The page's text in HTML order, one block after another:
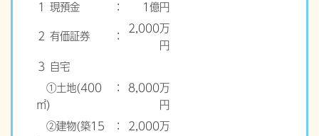
１ 現預金 ： 1億円
２ 有価証券 ：
2,000万
円
３ 自宅
①土地(400
㎡)
：
8,000万
円
②建物(築15
：
2,000万